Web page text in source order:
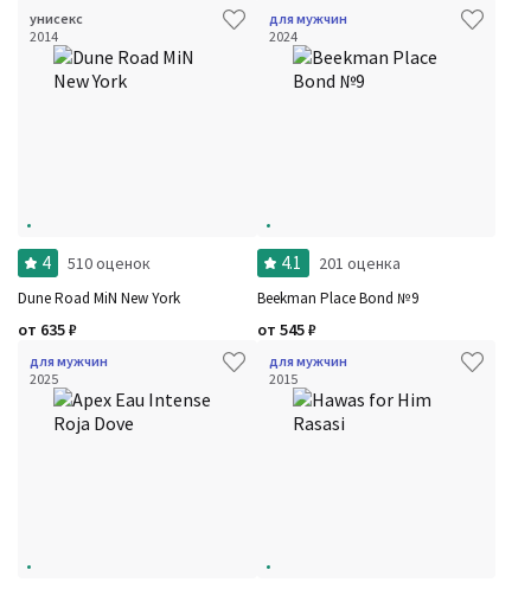
унисекс
2014
4 510 оценок
Dune Road MiN New York
от 635₽
для мужчин
2024
4.1 201 оценка
Beekman Place Bond №9
от 545₽
для мужчин
2025
для мужчин
2015